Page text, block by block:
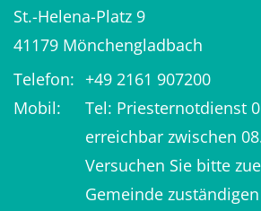
St.-Helena-Platz 9
41179 Mönchengladbach
Telefon: +49 2161 907200
Mobil:
Tel: Priesternotdienst
erreichbar zwischen
Versuchen Sie bitte
Gemeinde